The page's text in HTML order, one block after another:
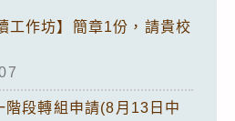
工作坊】簡章1份，請貴校
階段轉組申請(8月13日中